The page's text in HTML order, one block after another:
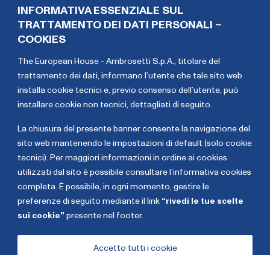
INFORMATIVA ESSENZIALE SUL
TRATTAMENTO DEI DATI PERSONALI –
COOKIES
The European House - Ambrosetti S.p.A., titolare del
trattamento dei dati, informano l’utente che tale sito web
installa cookie tecnici e, previo consenso dell’utente, può
installare cookie non tecnici, dettagliati di seguito
La chiusura del presente banner consente la navigazione del
sito web mantenendo le impostazioni di default (solo cookie
tecnici). Per maggiori informazioni in ordine ai cookies
utilizzati dal sito è possibile consultare l’informativa cookies
completa. È possibile, in ogni momento, gestire le
preferenze di seguito mediante il link “rivedi le tue scelte
sui cookie” presente nel footer.
Accetto tutti i cookie
acqua e ruoli di genere nel monitoraggio delle risorse
idriche globali nell’ottica degli Obiettivi di Sviluppo
Sostenibile ONU (SDGs 2015-2030). Esperta di impronta
focalizzati sul rapporto acqua-cibo- sostenibilità
dell’industria agroalimentare e sul nesso tra cibo, acqua
e commercio globale, attraverso lo studio dei flussi di
acqua virtuale e dell’impronta idrica delle società. È co-
Ambiente, 2013).
Maurizio
Giugni
Veronica
Manfredi
2026